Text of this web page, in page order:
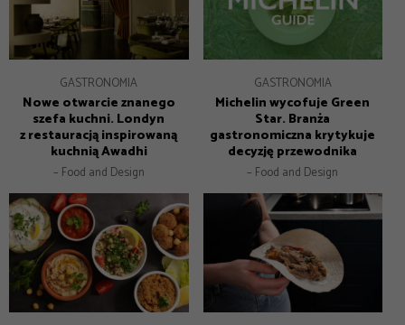
GASTRONOMIA
Nowe otwarcie znanego
szefa kuchni. Londyn
z restauracją inspirowaną
kuchnią Awadhi
– Food and Design
GASTRONOMIA
Michelin wycofuje Green
Star. Branża
gastronomiczna krytykuje
decyzję przewodnika
– Food and Design